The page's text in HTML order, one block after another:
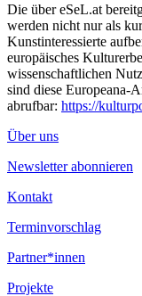
Die über eSeL.at
werden nicht nur als
Kunstinteressierte
europäisches
wissenschaftlichen
sind diese Europeana-
abrufbar: https://
Über uns
Newsletter abonnieren
Kontakt
Terminvorschlag
Partner*innen
Projekte